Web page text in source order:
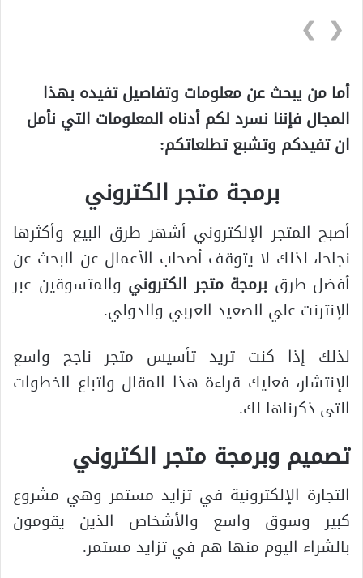
❮
❯
أما من يبحث عن معلومات وتفاصيل تفيده بهذا
المجال فإننا نسرد لكم أدناه المعلومات التي نأمل
ان تفيدكم وتشبع تطلعاتكم:
برمجة متجر الكتروني
أصبح المتجر الإلكتروني أشهر طرق البيع وأكثرها
نجاحا، لذلك لا يتوقف أصحاب الأعمال عن البحث عن
أفضل طرق برمجة متجر الكتروني والمتسوقين عبر
الإنترنت علي الصعيد العربي والدولي.
لذلك إذا كنت تريد تأسيس متجر ناجح واسع
الإنتشار، فعليك قراءة هذا المقال واتباع الخطوات
التى ذكرناها لك.
تصميم وبرمجة متجر الكتروني
التجارة الإلكترونية في تزايد مستمر وهي مشروع
كبير وسوق واسع والأشخاص الذين يقومون
بالشراء اليوم منها هم في تزايد مستمر.